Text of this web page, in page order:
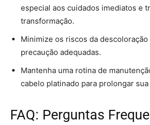
especial aos cuidados imediatos e
transformação.
Minimize os riscos da
precaução adequadas.
Mantenha uma rotina de
cabelo platinado para prolongar
FAQ: Perguntas